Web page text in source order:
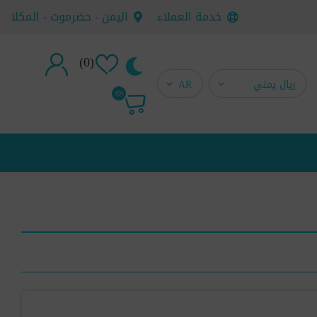
خدمة العملاء اليمن - حضرموت - المكلا
(0)
تسجيل جديد(0)